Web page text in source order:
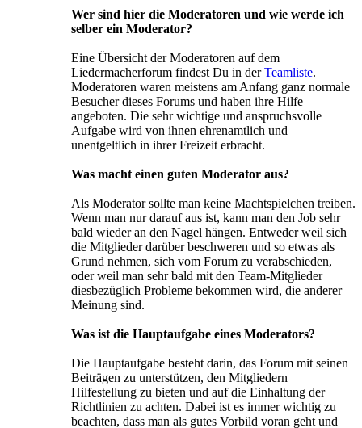
Wer sind hier die Moderatoren und wie werde ich
selber ein Moderator?
Eine Übersicht der Moderatoren auf dem
Liedermacherforum findest Du in derTeamliste.
Moderatoren waren meistens am Anfang ganz normale
Besucher dieses Forums und haben ihre Hilfe
angeboten. Die sehr wichtige und anspruchsvolle
Aufgabe wird von ihnen ehrenamtlich und
unentgeltlich in ihrer Freizeit erbracht.
Was macht einen guten Moderator aus?
Als Moderator sollte man keine Machtspielchen treiben.
Wenn man nur darauf aus ist, kann man den Job sehr
bald wieder an den Nagel hängen. Entweder weil sich
die Mitglieder darüber beschweren und so etwas als
Grund nehmen, sich vom Forum zu verabschieden,
oder weil man sehr bald mit den Team-Mitglieder
diesbezüglich Probleme bekommen wird, die anderer
Meinung sind.
Was ist die Hauptaufgabe eines Moderators?
Die Hauptaufgabe besteht darin, das Forum mit seinen
Beiträgen zu unterstützen, den Mitgliedern
Hilfestellung zu bieten und auf die Einhaltung der
Richtlinien zu achten. Dabei ist es immer wichtig zu
beachten, dass man als gutes Vorbild voran geht und